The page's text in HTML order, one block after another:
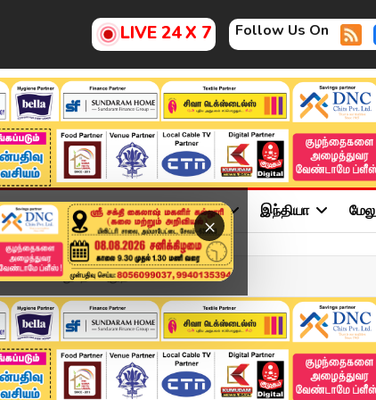
LIVE 24 X 7 Follow Us On
×
சினிமா அரசியல் விளையாட்டு இந்தியா
என்ன சொல்லுதோ அதுதான் ...